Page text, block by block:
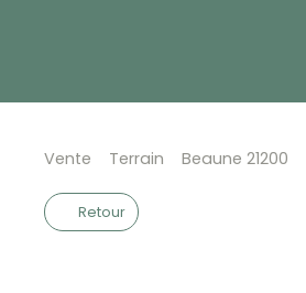
Vente Terrain Beaune 21200
Retour